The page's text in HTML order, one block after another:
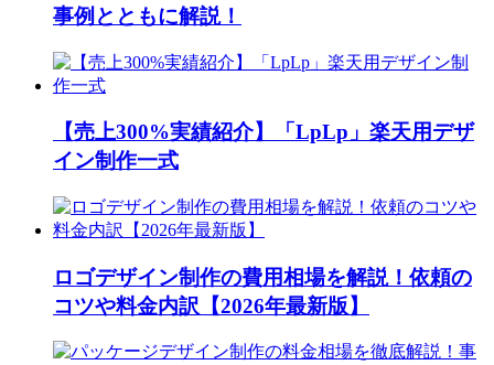
事例とともに解説！
【売上300%実績紹介】「LpLp」楽天用デザ
イン制作一式
ロゴデザイン制作の費用相場を解説！依頼の
コツや料金内訳【2026年最新版】